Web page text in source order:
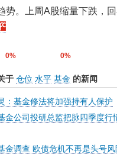
势。上周A股缩量下跌，
0% 0%
于 仓位 水平 基金 的新闻
：基金修法将加强持有人保护
金公司投研总监把脉四季度行
金调查 欧债危机不再是头号风